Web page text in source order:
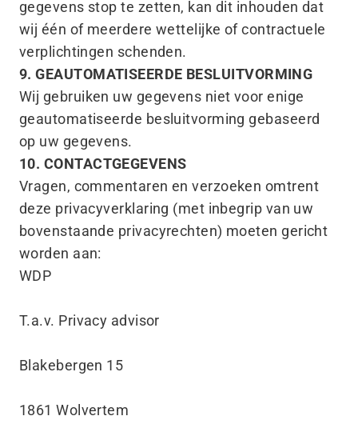
gegevens stop te zetten, kan dit inhouden dat
wij één of meerdere wettelijke of contractuele
verplichtingen schenden.
9. GEAUTOMATISEERDE BESLUITVORMING
Wij gebruiken uw gegevens niet voor enige
geautomatiseerde besluitvorming gebaseerd
op uw gegevens.
10. CONTACTGEGEVENS
Vragen, commentaren en verzoeken omtrent
deze privacyverklaring (met inbegrip van uw
bovenstaande privacyrechten) moeten gericht
worden aan:
WDP
T.a.v. Privacy advisor
Blakebergen 15
1861 Wolvertem